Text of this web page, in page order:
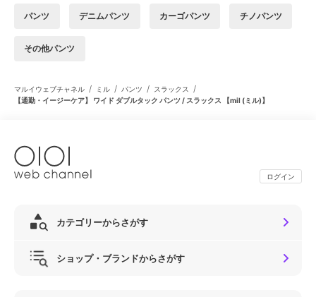
パンツ デニムパンツ カーゴパンツ チノパンツ
その他パンツ
マルイウェブチャネル / ミル / パンツ / スラックス /
【通勤・イージーケア】 ワイド ダブルタック パンツ / スラックス 【mil (ミル)】
ログイン
カテゴリーからさがす
ショップ・ブランドからさがす